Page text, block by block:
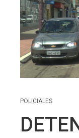
POLICIALES